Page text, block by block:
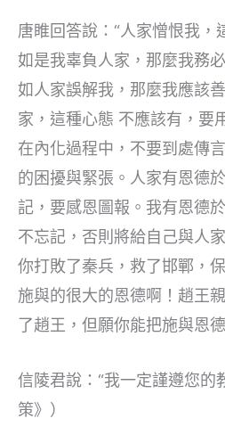
唐睢回答說：“人家憎恨我，
如是我辜負人家，那麼我務
如人家誤解我，那麼我應該
家，這種心態 不應該有，要
在內化過程中，不要到處傳
的困擾與緊張。人家有恩德
記，要感恩圖報。我有恩德
不忘記，否則將給自己與人
你打敗了秦兵，救了邯鄲，
施與的很大的恩德啊！趙王
了趙王，但願你能把施與恩
信陵君說：“我一定謹遵您的
策》）